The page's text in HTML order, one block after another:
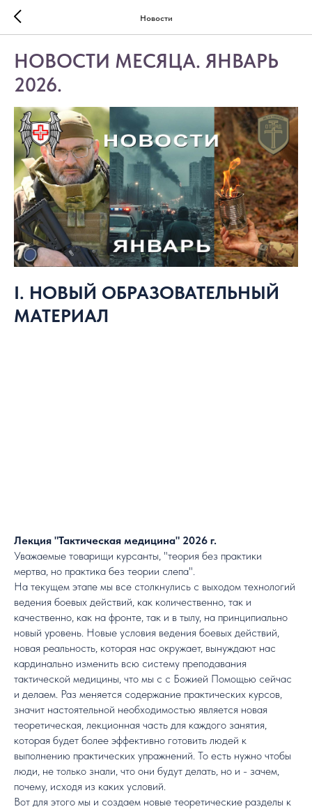
Новости
НОВОСТИ МЕСЯЦА. ЯНВАРЬ
2026.
I. НОВЫЙ ОБРАЗОВАТЕЛЬНЫЙ
МАТЕРИАЛ
Лекция "Тактическая медицина" 2026 г.
Уважаемые товарищи курсанты, "теория без практики
мертва, но практика без теории слепа".
На текущем этапе мы все столкнулись с выходом технологий
ведения боевых действий, как количественно, так и
качественно, как на фронте, так и в тылу, на принципиально
новый уровень. Новые условия ведения боевых действий,
новая реальность, которая нас окружает, вынуждают нас
кардинально изменить всю систему преподавания
тактической медицины, что мы с с Божией Помощью сейчас
и делаем. Раз меняется содержание практических курсов,
значит настоятельной необходимостью является новая
теоретическая, лекционная часть для каждого занятия,
которая будет более эффективно готовить людей к
выполнению практических упражнений. То есть нужно чтобы
люди, не только знали, что они будут делать, но и - зачем,
почему, исходя из каких условий.
Вот для этого мы и создаем новые теоретические разделы к